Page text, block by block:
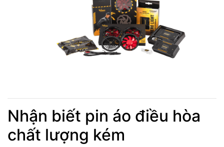
Nhận biết pin áo điều hòa
chất lượng kém